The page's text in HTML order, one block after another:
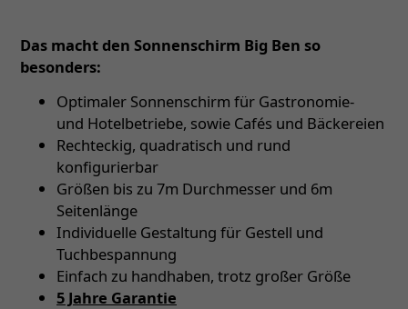
Das macht den Sonnenschirm Big Ben so
besonders:
Optimaler Sonnenschirm für Gastronomie-
und Hotelbetriebe, sowie Cafés und Bäckereien
Rechteckig, quadratisch und rund
konfigurierbar
Größen bis zu 7m Durchmesser und 6m
Seitenlänge
Individuelle Gestaltung für Gestell und
Tuchbespannung
Einfach zu handhaben, trotz großer Größe
5 Jahre Garantie